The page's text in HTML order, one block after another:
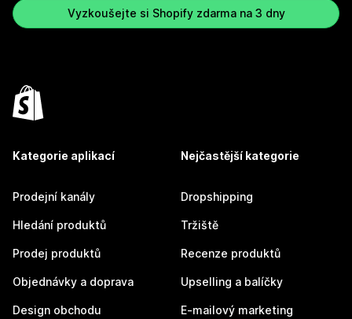
Vyzkoušejte si Shopify zdarma na 3 dny
Kategorie aplikací
Prodejní kanály
Hledání produktů
Prodej produktů
Objednávky a doprava
Design obchodu
Nejčastější kategorie
Dropshipping
Tržiště
Recenze produktů
Upselling a balíčky
E-mailový marketing